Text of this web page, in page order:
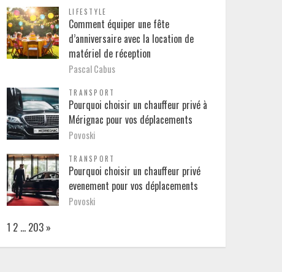
LIFESTYLE
Comment équiper une fête
d’anniversaire avec la location de
matériel de réception
Pascal Cabus
TRANSPORT
Pourquoi choisir un chauffeur privé à
Mérignac pour vos déplacements
Povoski
TRANSPORT
Pourquoi choisir un chauffeur privé
evenement pour vos déplacements
Povoski
Page:
1 2 … 203 Next
»